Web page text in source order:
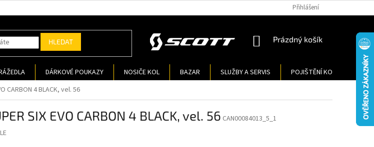
Přihlášení
HLEDAT
NÁKUPNÍ
Prázdný košík
DÁRKOVÉ POUKAZY NOSIČE KOL BAZAR SLUŽBY A SERVIS POJIŠTĚNÍ KOL
CARBON 4 BLACK, vel. 56
SIX EVO CARBON 4 BLACK, vel. 56 CAN00084013_5_1